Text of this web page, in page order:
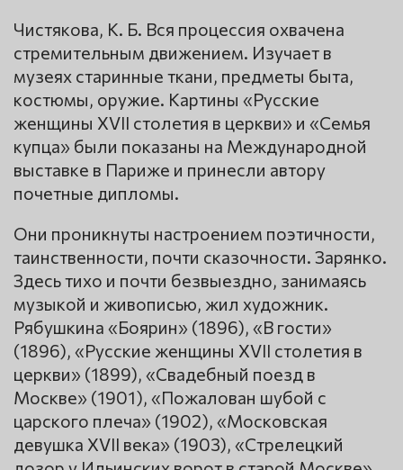
Чистякова, К. Б. Вся процессия охвачена
стремительным движением. Изучает в
музеях старинные ткани, предметы быта,
костюмы, оружие. Картины «Русские
женщины XVII столетия в церкви» и «Семья
купца» были показаны на Международной
выставке в Париже и принесли автору
почетные дипломы.
Они проникнуты настроением поэтичности,
таинственности, почти сказочности. Зарянко.
Здесь тихо и почти безвыездно, занимаясь
музыкой и живописью, жил художник.
Рябушкина «Боярин» (1896), «В гости»
(1896), «Русские женщины XVII столетия в
церкви» (1899), «Свадебный поезд в
Москве» (1901), «Пожалован шубой с
царского плеча» (1902), «Московская
девушка XVII века» (1903), «Стрелецкий